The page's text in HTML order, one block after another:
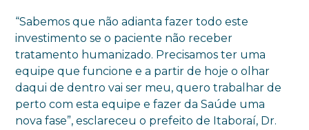
“Sabemos que não adianta fazer todo este
investimento se o paciente não receber
tratamento humanizado. Precisamos ter uma
equipe que funcione e a partir de hoje o olhar
daqui de dentro vai ser meu, quero trabalhar de
perto com esta equipe e fazer da Saúde uma
nova fase”, esclareceu o prefeito de Itaboraí, Dr.